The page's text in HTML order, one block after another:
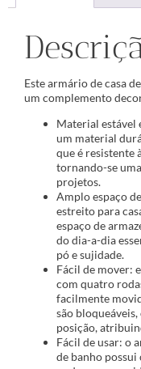
Este armário de casa
um complemento
Material estável
um material
que é resistente
tornando-se
projetos.
Amplo espaço
estreito para
espaço de
do dia-a-dia
pó e sujidade.
Fácil de mover:
com quatro
facilmente
são
posição,
Fácil de usar: o
de banho